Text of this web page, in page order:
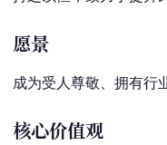
愿景
成为受人尊敬、拥有行
核心价值观